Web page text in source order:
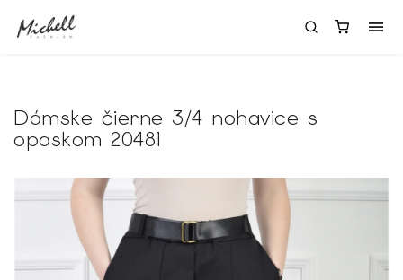
Dámske čierne 3/4 nohavice s
opaskom 20481